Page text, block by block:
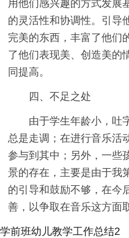
用他们感兴趣的方式发展
的灵活性和协调性。引导
完美的东西，丰富了他们
了他们表现美、创造美的
同提高。
四、不足之处
由于学生年龄小，吐
总是走调；在进行音乐活
参与到其中；另外，一些
景的存在，主要是由于我
的引导和鼓励不够，在今
善，以争取在音乐这方面
学前班幼儿教学工作总结2